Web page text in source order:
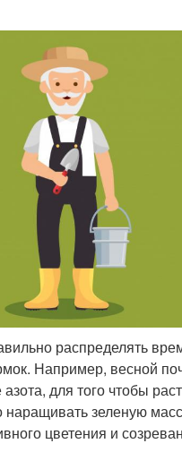
распределять
Например, весной
для того чтобы
наращивать зеленую
цветения и